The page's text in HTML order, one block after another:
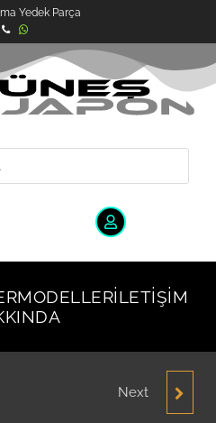
Yedek Parça
MODELLERİLETIŞIM
HYUNDAI GETZ HAVA
Next